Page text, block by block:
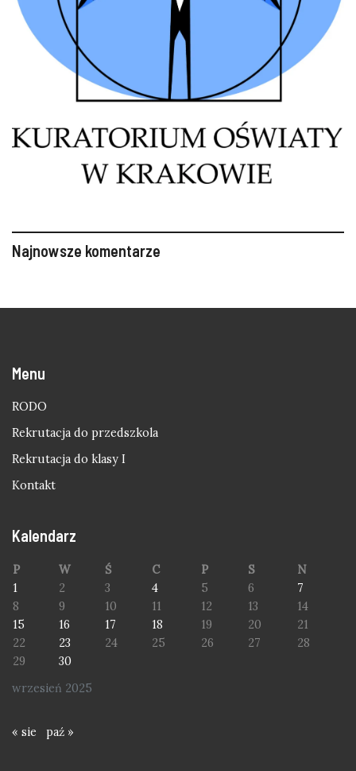
Najnowsze komentarze
Menu
RODO
Rekrutacja do przedszkola
Rekrutacja do klasy I
Kontakt
Kalendarz
wrzesień 2025
P W Ś C P S
N
1
2 3 4 5 6
7
8
9 10 11 12 13
14
15
16 17 18 19 20
21
22
23 24 25 26 27
28
29
30
« sie paź »